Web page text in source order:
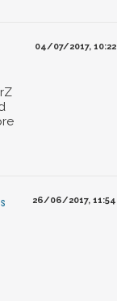
04/07/2017, 10:22
26/06/2017, 11:54